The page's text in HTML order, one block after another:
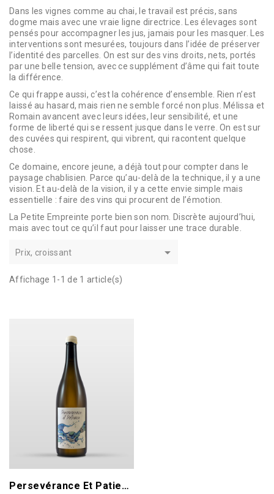
Dans les vignes comme au chai, le travail est précis, sans
dogme mais avec une vraie ligne directrice. Les élevages sont
pensés pour accompagner les jus, jamais pour les masquer. Les
interventions sont mesurées, toujours dans l’idée de préserver
l’identité des parcelles. On est sur des vins droits, nets, portés
par une belle tension, avec ce supplément d’âme qui fait toute
la différence.
Ce qui frappe aussi, c’est la cohérence d’ensemble. Rien n’est
laissé au hasard, mais rien ne semble forcé non plus. Mélissa et
Romain avancent avec leurs idées, leur sensibilité, et une
forme de liberté qui se ressent jusque dans le verre. On est sur
des cuvées qui respirent, qui vibrent, qui racontent quelque
chose.
Ce domaine, encore jeune, a déjà tout pour compter dans le
paysage chablisien. Parce qu’au-delà de la technique, il y a une
vision. Et au-delà de la vision, il y a cette envie simple mais
essentielle : faire des vins qui procurent de l’émotion.
La Petite Empreinte porte bien son nom. Discrète aujourd’hui,
mais avec tout ce qu’il faut pour laisser une trace durable.
Prix, croissant 
Affichage 1-1 de 1 article(s)
Persevérance Et Patience 2022